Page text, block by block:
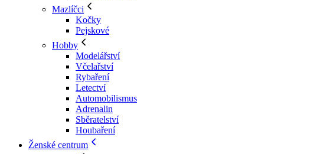
Mazlíčci
Kočky
Pejskové
Hobby
Modelářství
Včelařství
Rybaření
Letectví
Automobilismus
Adrenalin
Sběratelství
Houbaření
Ženské centrum